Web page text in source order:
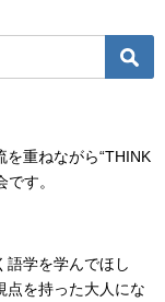
を重ねながら“THINK
す。
学を学んでほし
点を持った大人にな